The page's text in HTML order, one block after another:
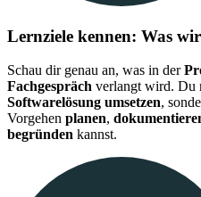
Lernziele kennen: Was
Schau dir genau an, was in der
Fachgespräch verlangt wird. Du
Softwarelösung umsetzen,
Vorgehen planen,
begründen kannst.